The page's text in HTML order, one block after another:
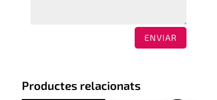
ENVIAR
Productes relacionats